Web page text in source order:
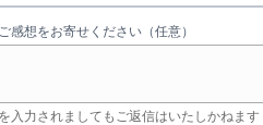
感想をお寄せください（任意）
入力されましてもご返信はいたしかねます